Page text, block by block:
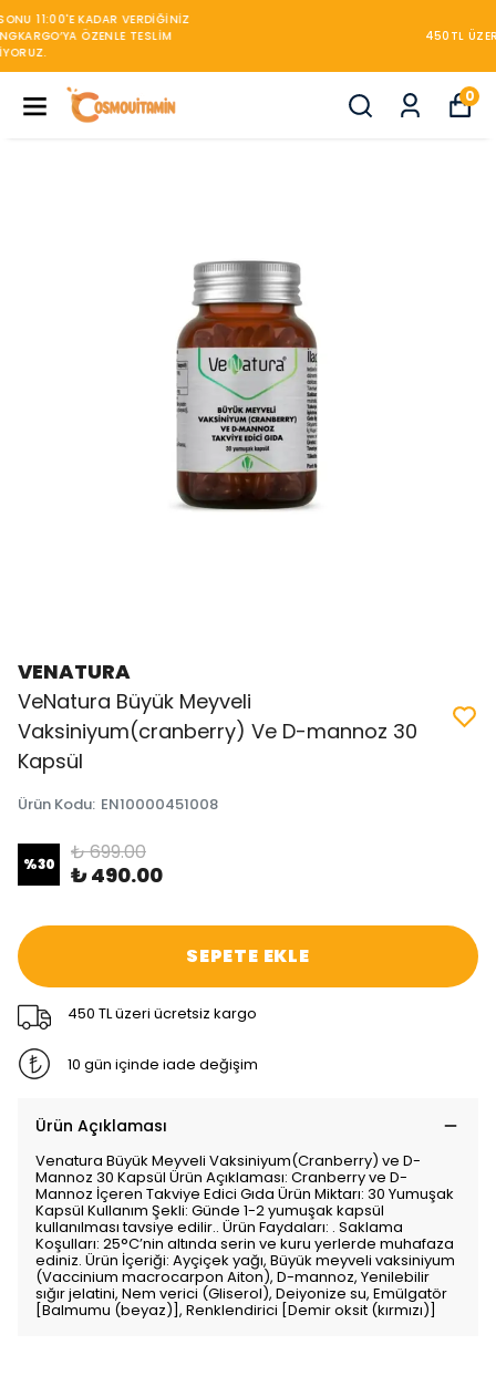
450TL ÜZERİ KARGO BEDAVA
0
VENATURA
VeNatura Büyük Meyveli
Vaksiniyum(cranberry) Ve D-mannoz 30
Kapsül
Ürün Kodu: EN10000451008
%30 ₺ 699.00
₺ 490.00
SEPETE EKLE
450 TL üzeri ücretsiz kargo
10 gün içinde iade değişim
Ürün Açıklaması
Venatura Büyük Meyveli Vaksiniyum(Cranberry) ve D-
Mannoz 30 Kapsül Ürün Açıklaması: Cranberry ve D-
Mannoz İçeren Takviye Edici Gıda Ürün Miktarı: 30 Yumuşak
Kapsül Kullanım Şekli: Günde 1-2 yumuşak kapsül
kullanılması tavsiye edilir.. Ürün Faydaları: . Saklama
Koşulları: 25°C’nin altında serin ve kuru yerlerde muhafaza
ediniz. Ürün İçeriği: Ayçiçek yağı, Büyük meyveli vaksiniyum
(Vaccinium macrocarpon Aiton), D-mannoz, Yenilebilir
sığır jelatini, Nem verici (Gliserol), Deiyonize su, Emülgatör
[Balmumu (beyaz)], Renklendirici [Demir oksit (kırmızı)]